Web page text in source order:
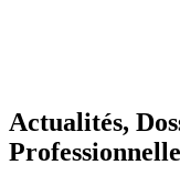
Actualités,